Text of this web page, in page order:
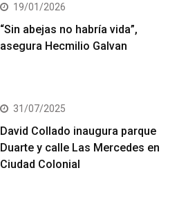
19/01/2026
“Sin abejas no habría vida”,
asegura Hecmilio Galvan
31/07/2025
David Collado inaugura parque
Duarte y calle Las Mercedes en
Ciudad Colonial